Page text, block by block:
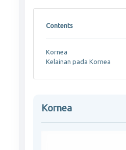
Contents
Kornea
Kelainan pada Kornea
Kornea